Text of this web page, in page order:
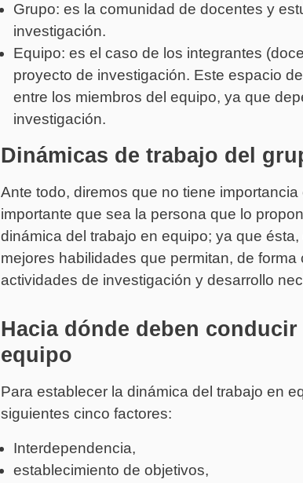
Grupo: es la comunidad de docentes y
investigación.
Equipo: es el caso de los integrantes
proyecto de investigación. Este espacio
entre los miembros del equipo, ya que
investigación.
Dinámicas de trabajo del
Ante todo, diremos que no tiene
importante que sea la persona que lo
dinámica del trabajo en equipo; ya que
mejores habilidades que permitan, de
actividades de investigación y desarrollo
Hacia dónde deben
equipo
Para establecer la dinámica del trabajo en
siguientes cinco factores:
Interdependencia,
establecimiento de objetivos,